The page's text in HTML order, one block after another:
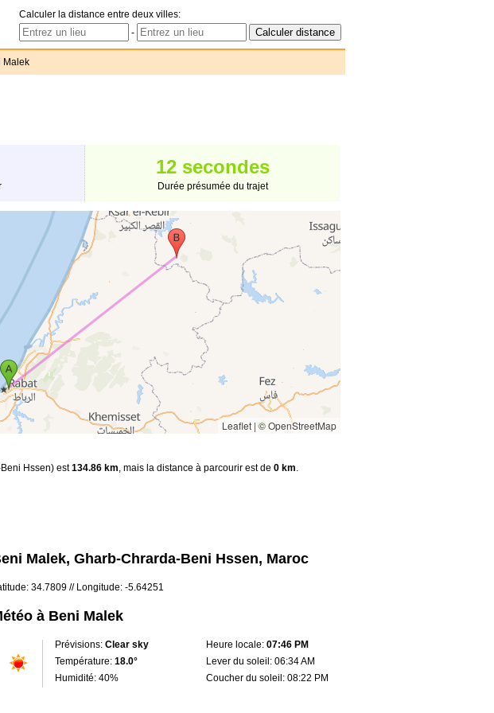
Calculer la distance entre deux villes:
-
Malek
12 secondes
Durée présumée du trajet
Leaflet | © OpenStreetMap
Hssen) est134.86 km, mais la distance à parcourir est de 0 km.
Malek, Gharb-Chrarda-Beni Hssen, Maroc
34.7809 // Longitude: -5.64251
à Beni Malek
Prévisions: Clear sky
Température: 18.0°
Humidité: 40%
Heure locale: 07:46 PM
Lever du soleil: 06:34 AM
Coucher du soleil: 08:22 PM